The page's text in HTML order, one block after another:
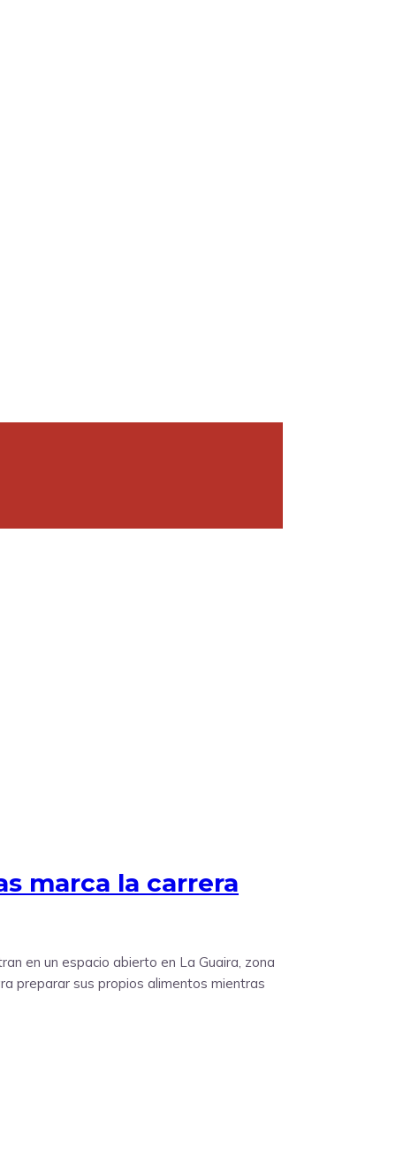
marca la carrera
en un espacio abierto en La Guaira, zona
preparar sus propios alimentos mientras